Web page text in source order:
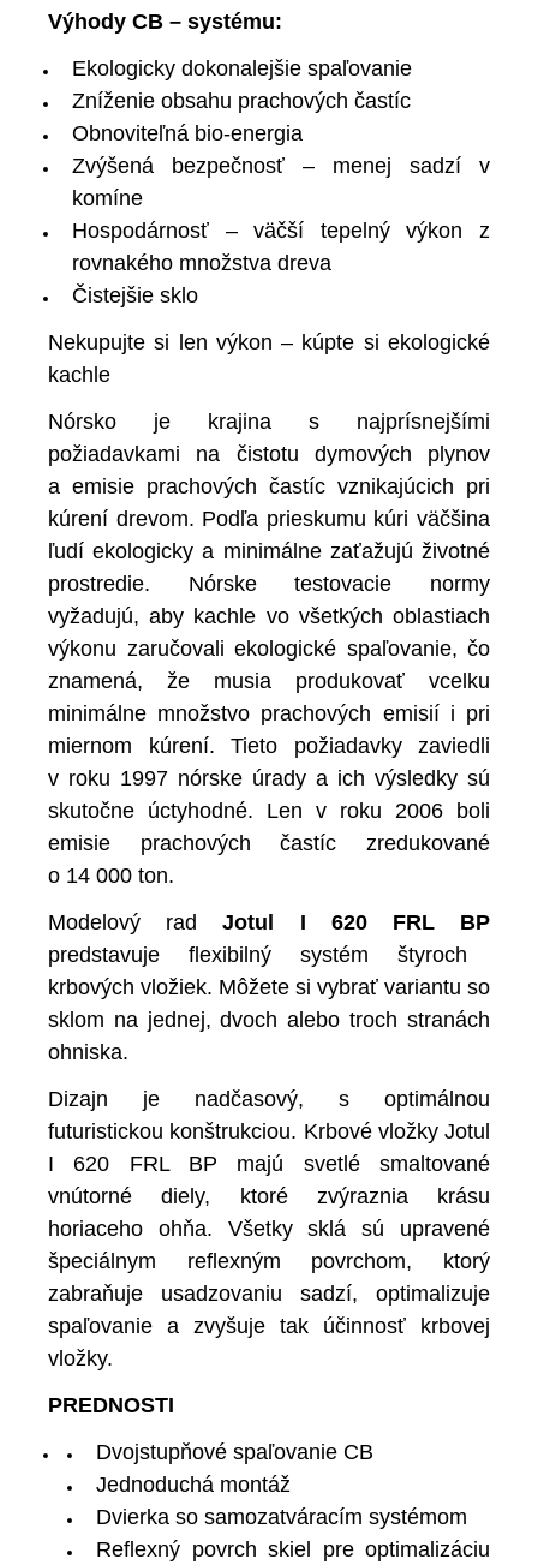
Výhody CB – systému:
Ekologicky dokonalejšie spaľovanie
Zníženie obsahu prachových častíc
Obnoviteľná bio-energia
Zvýšená bezpečnosť – menej sadzí v
komíne
Hospodárnosť – väčší tepelný výkon z
rovnakého množstva dreva
Čistejšie sklo
Nekupujte si len výkon – kúpte si ekologické
kachle
Nórsko je krajina s najprísnejšími
požiadavkami na čistotu dymových plynov
a emisie prachových častíc vznikajúcich pri
kúrení drevom. Podľa prieskumu kúri väčšina
ľudí ekologicky a minimálne zaťažujú životné
prostredie. Nórske testovacie normy
vyžadujú, aby kachle vo všetkých oblastiach
výkonu zaručovali ekologické spaľovanie, čo
znamená, že musia produkovať vcelku
minimálne množstvo prachových emisií i pri
miernom kúrení. Tieto požiadavky zaviedli
v roku 1997 nórske úrady a ich výsledky sú
skutočne úctyhodné. Len v roku 2006 boli
emisie prachových častíc zredukované
o 14 000 ton.
Modelový radJotul I 620 FRL BP
predstavuje flexibilný systém štyroch
krbových vložiek. Môžete si vybrať variantu so
sklom na jednej, dvoch alebo troch stranách
ohniska.
Dizajn je nadčasový, s optimálnou
futuristickou konštrukciou. Krbové vložky Jotul
I 620 FRL BP majú svetlé smaltované
vnútorné diely, ktoré zvýraznia krásu
horiaceho ohňa. Všetky sklá sú upravené
špeciálnym reflexným povrchom, ktorý
zabraňuje usadzovaniu sadzí, optimalizuje
spaľovanie a zvyšuje tak účinnosť krbovej
vložky.
PREDNOSTI
Dvojstupňové spaľovanie CB
Jednoduchá montáž
Dvierka so samozatváracím systémom
Reflexný povrch skiel pre optimalizáciu